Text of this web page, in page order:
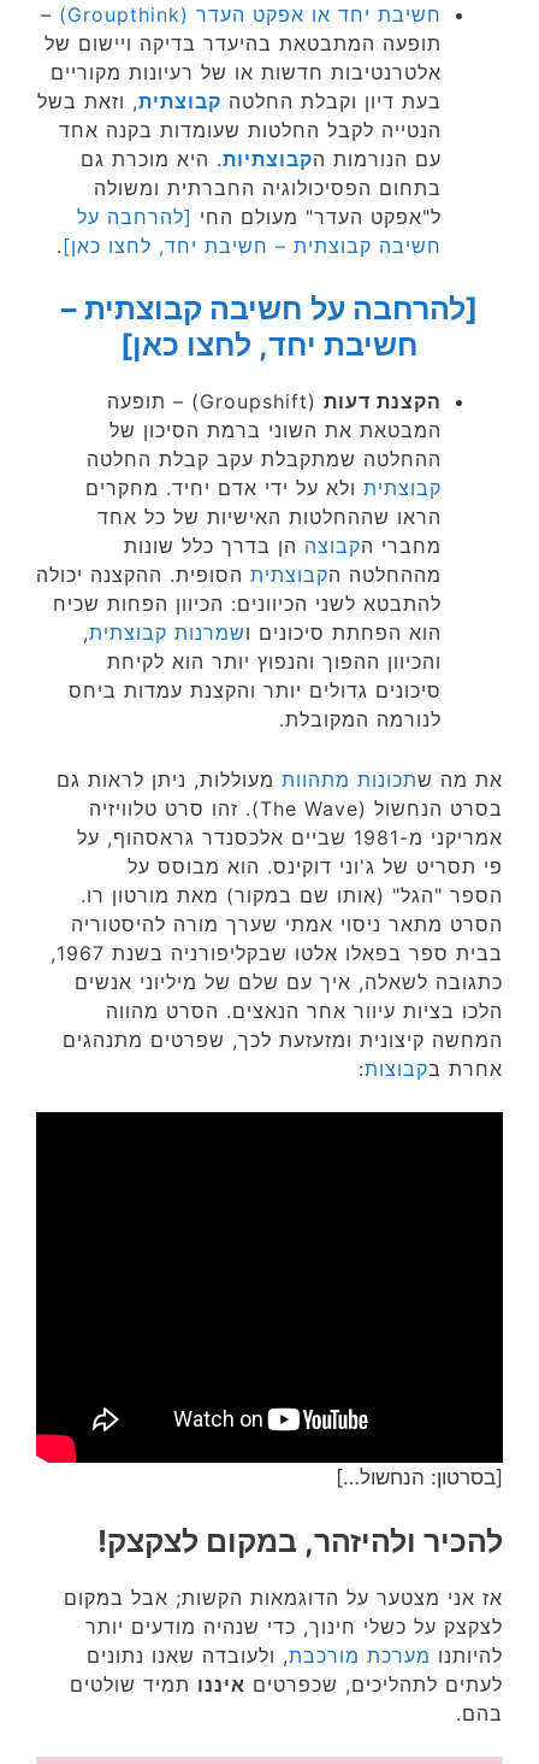
חשיבת יחד או אפקט העדר (Groupthink)
–
תופעה המתבטאת בהיעדר בדיקה ויישום של
אלטרנטיבות חדשות או של רעיונות מקוריים
בעת דיון וקבלת החלטה קבוצתית, וזאת בשל
הנטייה לקבל החלטות שעומדות בקנה אחד
עם הנורמות הקבוצתיות. היא מוכרת גם
בתחום הפסיכולוגיה החברתית ומשולה
ל"אפקט העדר" מעולם החי [להרחבה על
חשיבה קבוצתית – חשיבת יחד, לחצו כאן].
[להרחבה על חשיבה קבוצתית –
חשיבת יחד, לחצו כאן]
הקצנת דעות
(Groupshift) – תופעה
המבטאת את השוני ברמת הסיכון של
ההחלטה שמתקבלת עקב קבלת החלטה
קבוצתית ולא על ידי אדם יחיד. מחקרים
הראו שההחלטות האישיות של כל אחד
מחברי הקבוצה הן בדרך כלל שונות
מההחלטה הקבוצתית הסופית. ההקצנה יכולה
להתבטא לשני הכיוונים: הכיוון הפחות שכיח
הוא הפחתת סיכונים ושמרנות קבוצתית,
והכיוון ההפוך והנפוץ יותר הוא לקיחת
סיכונים גדולים יותר והקצנת עמדות ביחס
לנורמה המקובלת.
את מה שתכונות מתהוות מעוללות, ניתן לראות גם
בסרט הנחשול (The Wave). זהו סרט טלוויזיה
אמריקני מ-1981 שביים אלכסנדר גראסהוף, על
פי תסריט של ג'וני דוקינס. הוא מבוסס על
הספר "הגל" (אותו שם במקור) מאת מורטון רו.
הסרט מתאר ניסוי אמתי שערך מורה להיסטוריה
בבית ספר בפאלו אלטו שבקליפורניה בשנת 1967,
כתגובה לשאלה, איך עם שלם של מיליוני אנשים
הלכו בציות עיוור אחר הנאצים. הסרט מהווה
המחשה קיצונית ומזעזעת לכך, שפרטים מתנהגים
אחרת בקבוצות:
[בסרטון: הנחשול…]
להכיר ולהיזהר, במקום לצקצק!
אז אני מצטער על הדוגמאות הקשות; אבל במקום
לצקצק על כשלי חינוך, כדי שנהיה מודעים יותר
להיותנו מערכת מורכבת, ולעובדה שאנו נתונים
לעתים לתהליכים, שכפרטים איננו תמיד שולטים
בהם.